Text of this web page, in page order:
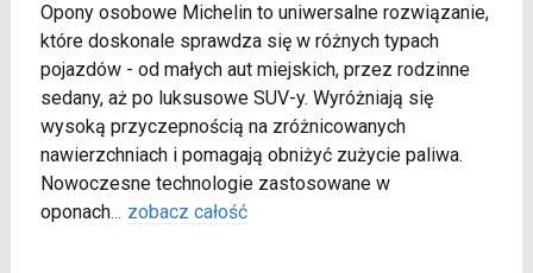
Opony osobowe Michelin to uniwersalne rozwiązanie,
które doskonale sprawdza się w różnych typach
pojazdów - od małych aut miejskich, przez rodzinne
sedany, aż po luksusowe SUV-y. Wyróżniają się
wysoką przyczepnością na zróżnicowanych
nawierzchniach i pomagają obniżyć zużycie paliwa.
Nowoczesne technologie zastosowane w
oponach... zobacz całość